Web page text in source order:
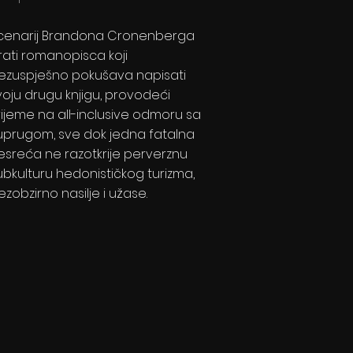
Brandona Cronenberga
romanopisca koji
pokušava napisati
drugu knjigu, provodeći
na all-inclusive odmoru sa
sve dok jedna fatalna
ne razotkrije perverznu
hedonističkog turizma,
nasilje i užase.